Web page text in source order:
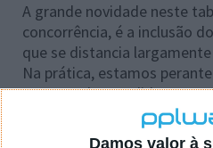
Damos valor à
A grande novidade neste
concorrência, é a inclusão
que se distancia
Na prática, estamos
computador vendido como